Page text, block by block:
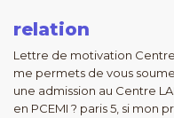
relation
Lettre de motivation
me permets de vous
une admission au Centre
en PCEMI ? paris 5, si mon